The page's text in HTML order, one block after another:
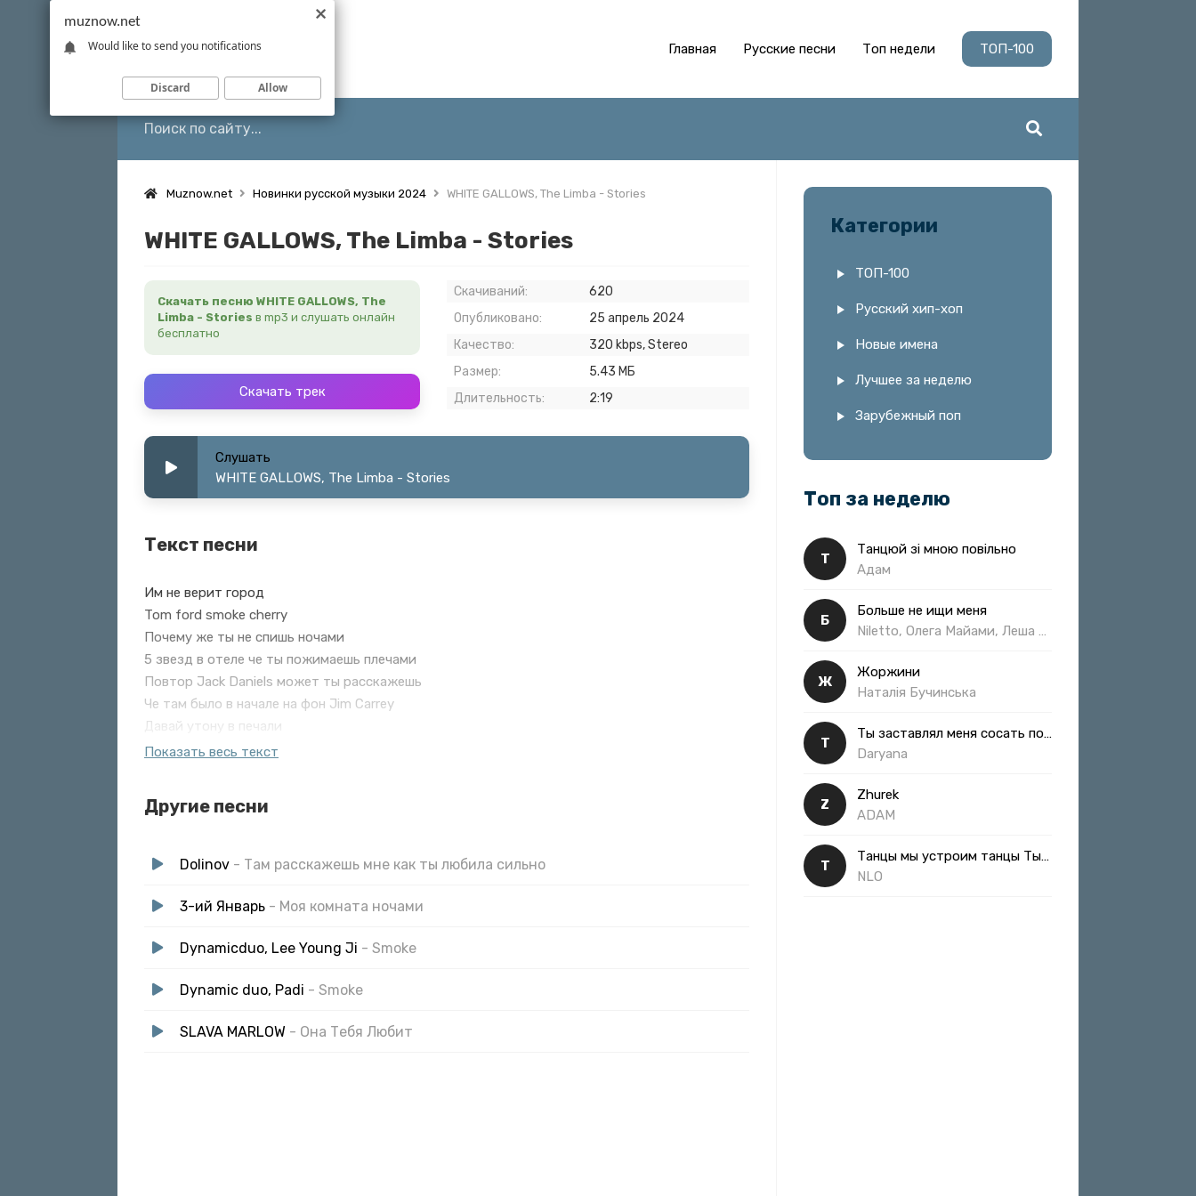
Главная Русские песни Топ недели ТОП-100
Muznow.net Новинки русской музыки 2024 WHITE GALLOWS, The Limba - Stories
WHITE GALLOWS, The Limba - Stories
Скачать песню WHITE GALLOWS, The
Limba - Stories в mp3 и слушать онлайн
бесплатно
Скачать трек
Скачиваний:
620
Опубликовано:
25 апрель 2024
Качество:
320 kbps, Stereo
Размер:
5.43 МБ
Длительность:
2:19
Слушать
WHITE GALLOWS, The Limba - Stories
Текст песни
Им не верит город
Tom ford smoke cherry
Почему же ты не спишь ночами
5 звезд в отеле че ты пожимаешь плечами
Повтор Jack Daniels может ты расскажешь
Че там было в начале на фон Jim Carrey
Давай утону в печали
Им не верит город
5 звезд в отеле че ты пожимаешь плечами
Че там было в начале на фон Jim Carrey
Показать весь текст
Другие песни
Dolinov - Там расскажешь мне как ты любила сильно
3-ий Январь - Моя комната ночами
Dynamicduo, Lee Young Ji - Smoke
Dynamic duo, Padi - Smoke
SLAVA MARLOW - Она Тебя Любит
Категории
ТОП-100
Русский хип-хоп
Новые имена
Лучшее за неделю
Зарубежный поп
Топ за неделю
Т
Танцюй зі мною повільно
Адам
Б
Больше не ищи меня
Ж
Жоржини
Наталія Бучинська
Т
Ты заставлял меня сосать полная
Daryana
Z
Zhurek
ADAM
Т
Танцы мы устроим танцы Ты такая классная
NLO
muznow.net
Would like to send you notifications
Discard Allow